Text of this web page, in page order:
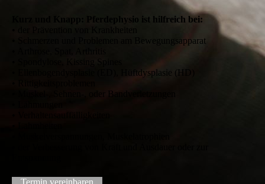
Kurz und Knapp: Pferdephysio ist hilfreich bei:
• Schmerzen und Problemen am Bewegungsapparat
• Ellenbogendysplasie (ED), Hüftdysplasie (HD)
• Muskel-, Sehnen-, oder Bandverletzungen
Termin vereinbaren